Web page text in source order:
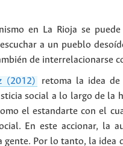
en La Rioja se
a un pueblo
de interrelacionarse
(2012)
retoma la idea de
social a lo largo de la
el estandarte con el
En este accionar, la
gente. Por lo tanto, la